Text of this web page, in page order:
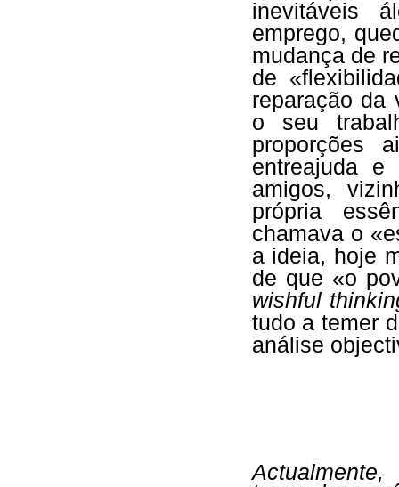
inevitáveis
emprego,
mudança de
de
reparação da
o seu
proporções
entreajuda e
amigos,
própria
chamava o
a ideia, hoje
de que «o
wishful
tudo a temer
análise